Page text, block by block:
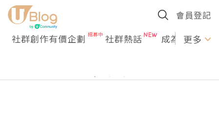
會員登記
社群創作有價企劃 社群熱話 成為U更多